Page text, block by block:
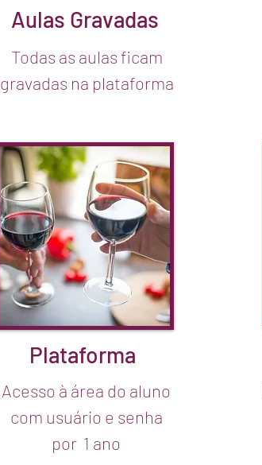
Aulas Gravadas
Todas as aulas ficam
gravadas na plataforma
Plataforma
Acesso à área do aluno
com usuário e senha
por 1 ano